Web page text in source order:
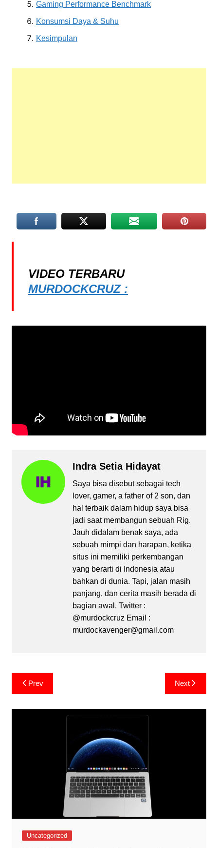
Gaming Performance Benchmark
Konsumsi Daya & Suhu
Kesimpulan
VIDEO TERBARU
MURDOCKCRUZ :
Indra Setia Hidayat
Saya bisa disebut sebagai tech
lover, gamer, a father of 2 son, dan
hal terbaik dalam hidup saya bisa
jadi saat membangun sebuah Rig.
Jauh didalam benak saya, ada
sebuah mimpi dan harapan, ketika
situs ini memiliki perkembangan
yang berarti di Indonesia atau
bahkan di dunia. Tapi, jalan masih
panjang, dan cerita masih berada di
bagian awal. Twitter :
@murdockcruz Email :
murdockavenger@gmail.com
Post
navigation
Prev Next
Uncategorized